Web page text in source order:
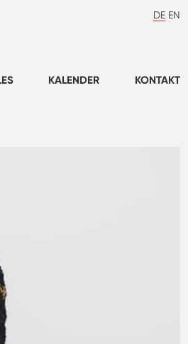
DE EN
KALENDER KONTAKT